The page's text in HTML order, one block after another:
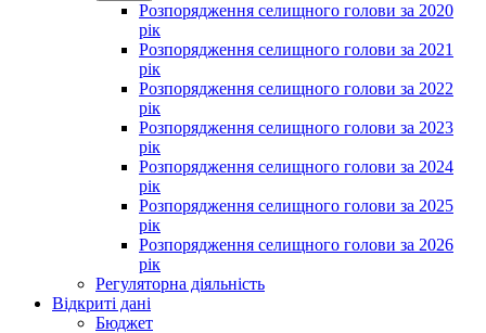
Розпорядження селищного голови за 2020
рік
Розпорядження селищного голови за 2021
рік
Розпорядження селищного голови за 2022
рік
Розпорядження селищного голови за 2023
рік
Розпорядження селищного голови за 2024
рік
Розпорядження селищного голови за 2025
рік
Розпорядження селищного голови за 2026
рік
Регуляторна діяльність
Відкриті дані
Бюджет